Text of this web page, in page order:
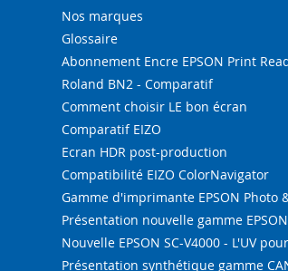
Nos marques
Glossaire
Abonnement Encre EPSON Print
Roland BN2 - Comparatif
Comment choisir LE bon écran
Comparatif EIZO
Ecran HDR post-production
Compatibilité EIZO ColorNavigator
Gamme d'imprimante EPSON Photo
Présentation nouvelle gamme EPSON
Nouvelle EPSON SC-V4000 - L'UV
Présentation synthétique gamme